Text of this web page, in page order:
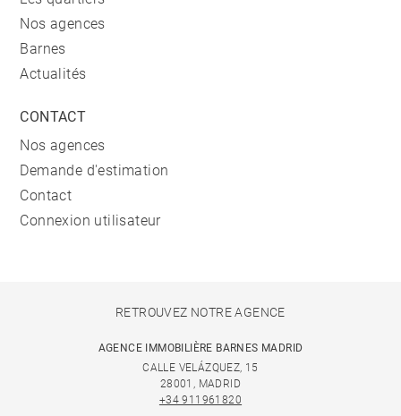
Nos agences
Barnes
Actualités
CONTACT
Nos agences
Demande d'estimation
Contact
Connexion utilisateur
RETROUVEZ NOTRE AGENCE
AGENCE IMMOBILIÈRE BARNES MADRID
CALLE VELÁZQUEZ, 15
28001, MADRID
+34 911961820